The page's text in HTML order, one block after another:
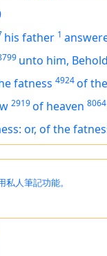
his father 1
unto him,
fatness 4924of
2919of heaven 8064
or, of the
私人筆記功能。